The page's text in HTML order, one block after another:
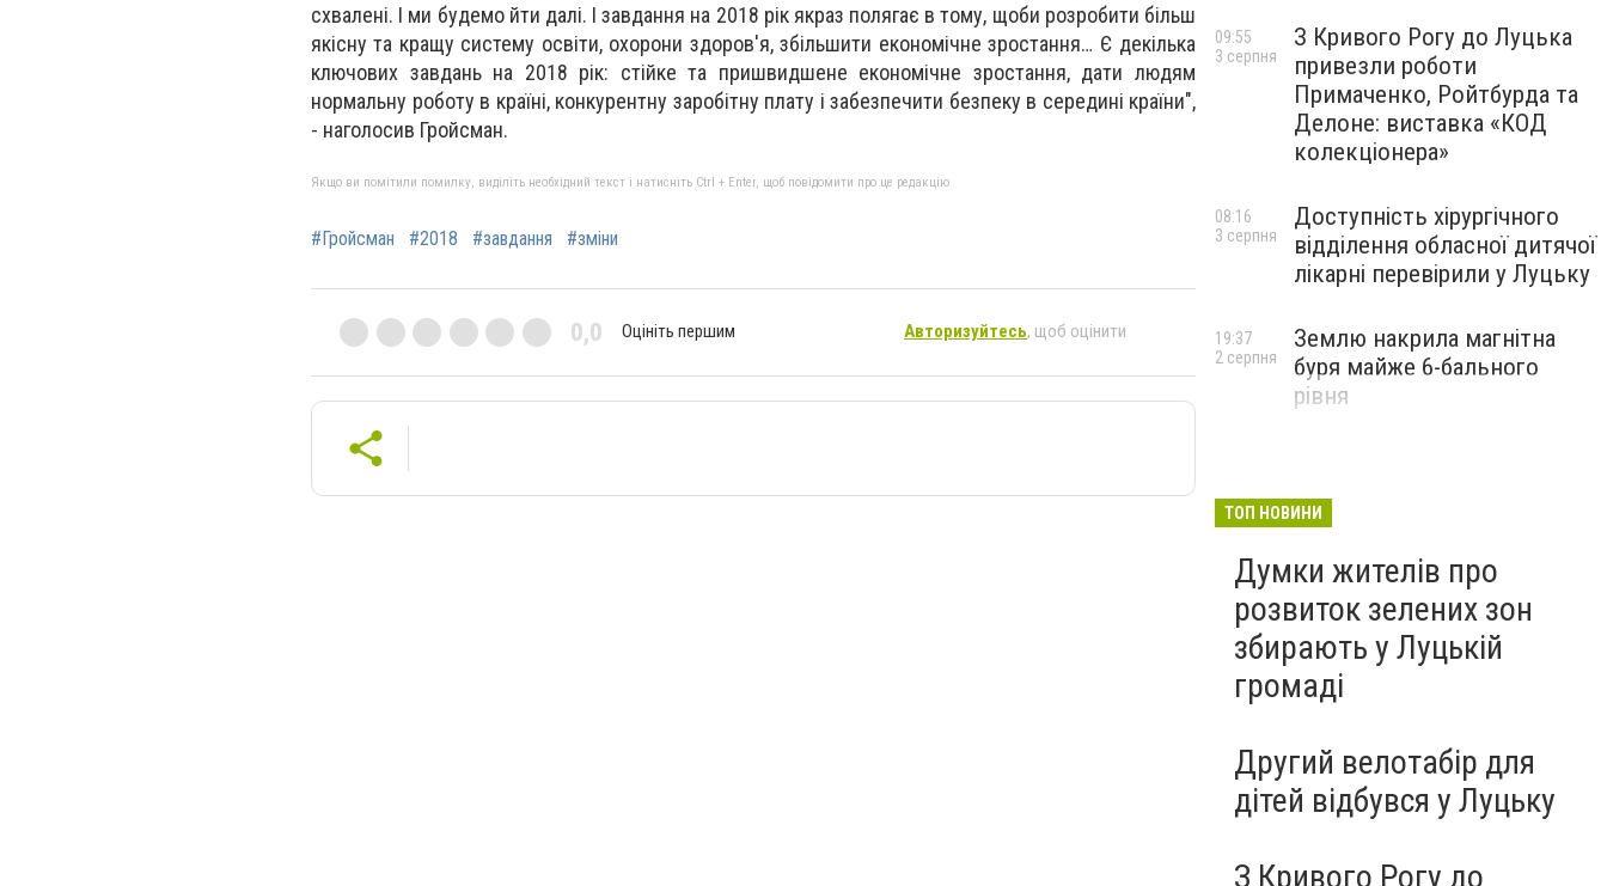
схвалені. І ми будемо йти далі. І завдання на 2018 рік якраз полягає в тому, щоби розробити більш
якісну та кращу систему освіти, охорони здоров'я, збільшити економічне зростання… Є декілька
ключових завдань на 2018 рік: стійке та пришвидшене економічне зростання, дати людям
нормальну роботу в країні, конкурентну заробітну плату і забезпечити безпеку в середині країни",
- наголосив Гройсман.
Якщо ви помітили помилку, виділіть необхідний текст і натисніть Ctrl + Enter, щоб повідомити про це редакцію
#Гройсман #2018 #завдання #зміни
0,0 Оцініть першим Авторизуйтесь, щоб оцінити
З Кривого Рогу до Луцька
привезли роботи
Примаченко, Ройтбурда та
Делоне: виставка «КОД
колекціонера»
09:55
3 серпня
Доступність хірургічного
відділення обласної дитячої
лікарні перевірили у Луцьку
08:16
3 серпня
Землю накрила магнітна
буря майже 6-бального
рівня
19:37
2 серпня
ТОП НОВИНИ
Думки жителів про
розвиток зелених зон
збирають у Луцькій
громаді
Другий велотабір для
дітей відбувся у Луцьку
З Кривого Рогу до